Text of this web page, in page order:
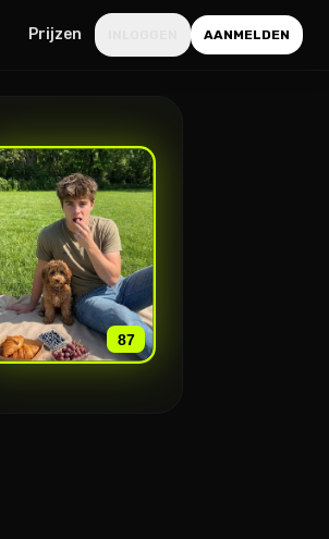
Prijzen AANMELDEN
87